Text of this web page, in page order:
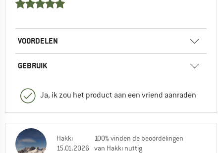
VOORDELEN
GEBRUIK
Ja, ik zou het product aan een vriend aanraden
Hakkı
15.01.2026
100% vinden de beoordelingen
van Hakkı nuttig